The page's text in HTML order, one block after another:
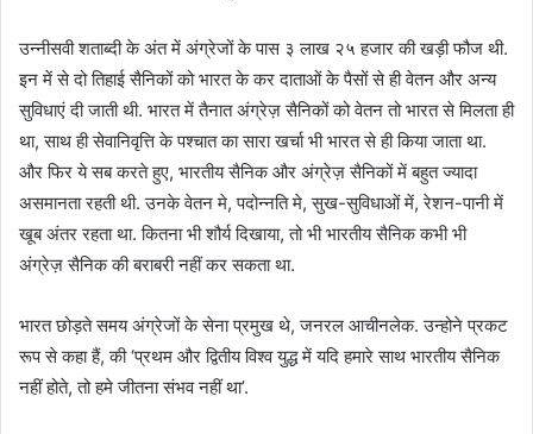
उन्नीसवी शताब्दी के अंत में अंग्रेजों के पास ३ लाख २५ हजार की खड़ी फौज थी.
इन में से दो तिहाई सैनिकों को भारत के कर दाताओं के पैसों से ही वेतन और अन्य
सुविधाएं दी जाती थी. भारत में तैनात अंग्रेज़ सैनिकों को वेतन तो भारत से मिलता ही
था, साथ ही सेवानिवृत्ति के पश्चात का सारा खर्चा भी भारत से ही किया जाता था.
और फिर ये सब करते हुए, भारतीय सैनिक और अंग्रेज़ सैनिकों में बहुत ज्यादा
असमानता रहती थी. उनके वेतन मे, पदोन्नति मे, सुख-सुविधाओं में, रेशन-पानी में
खूब अंतर रहता था. कितना भी शौर्य दिखाया, तो भी भारतीय सैनिक कभी भी
अंग्रेज़ सैनिक की बराबरी नहीं कर सकता था.
भारत छोड़ते समय अंग्रेजों के सेना प्रमुख थे, जनरल आचीनलेक. उन्होने प्रकट
रूप से कहा हैं, की ‘प्रथम और द्वितीय विश्व युद्ध में यदि हमारे साथ भारतीय सैनिक
नहीं होते, तो हमे जीतना संभव नहीं था’.